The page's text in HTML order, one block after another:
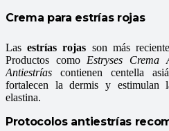
Crema para estrías rojas
Lasestrías rojas son más
Productos como Estryses Crema
Antiestrías contienen centella
fortalecen la dermis y estimulan
elastina.
Protocolos antiestrías